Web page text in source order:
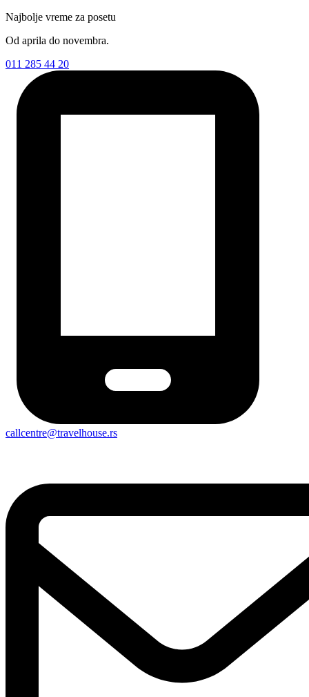
Najbolje vreme za posetu
Od aprila do novembra.
011 285 44 20
callcentre@travelhouse.rs